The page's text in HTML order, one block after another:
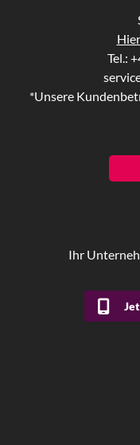
Tel.:
*Unsere
Ihr